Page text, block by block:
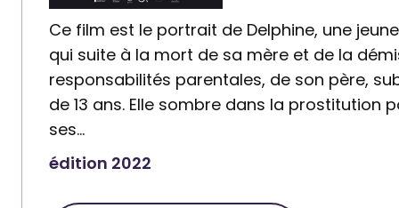
o
a
a
s
b
l
t
e
d
u
c
u
Ce film est le portrait de Delphine, une
qui suite à la mort de sa mère et de la
responsabilités parentales, de son père,
de 13 ans. Elle sombre dans la prostitution
ses…
édition 2022